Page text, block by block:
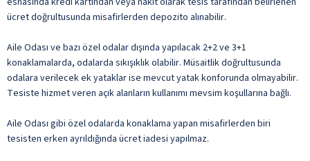
ile belirtilen özellikler ücretlidir.
ücret doğrultusunda misafirlerden depozito alınabilir.
Aile Odası ve bazı özel odalar dışında yapılacak 2+2 ve 3+1
konaklamalarda, odalarda sıkışıklık olabilir. Müsaitlik doğrultusunda
odalara verilecek ek yataklar ise mevcut yatak konforunda olmayabilir.
Tesiste hizmet veren açık alanların kullanımı mevsim koşullarına bağlı.
Aile Odası gibi özel odalarda konaklama yapan misafirlerden biri
tesisten erken ayrıldığında ücret iadesi yapılmaz.